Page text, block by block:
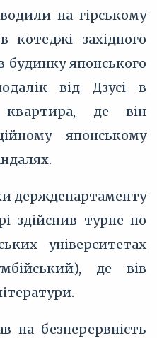
на гірському
котеджі західного
японського
від Дзусі в
де він
японському
держдепартаменту
здійснив турне по
університетах
де вів
на безперервність